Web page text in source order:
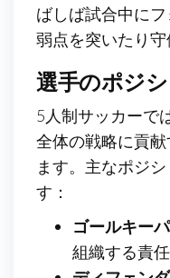
ばしば試合中にフ
弱点を突いたり守
選手のポジ
5人制サッカーで
全体の戦略に貢
ます。主なポジ
す：
ゴールキー
組織する責